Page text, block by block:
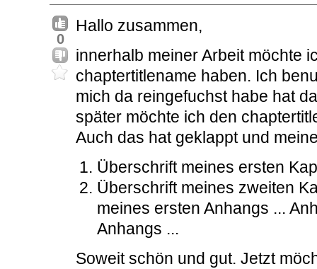
0
Hallo zusammen,
innerhalb meiner Arbeit möchte
chaptertitlename haben. Ich
mich da reingefuchst habe hat
später möchte ich den
Auch das hat geklappt und
Überschrift meines ersten
Überschrift meines zweiten
meines ersten Anhangs ...
Anhangs ...
Soweit schön und gut. Jetzt